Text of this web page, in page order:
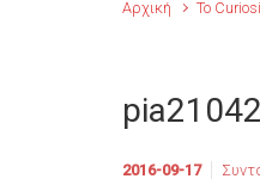
Αρχική Το
pia21042
2016-09-17